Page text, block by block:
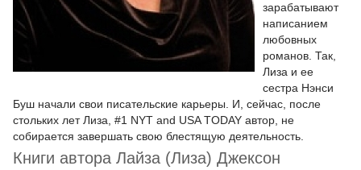
зарабатывают
написанием
любовных
романов. Так,
Лиза и ее
сестра Нэнси
Буш начали свои писательские карьеры. И, сейчас, после
стольких лет Лиза, #1 NYT and USA TODAY автор, не
собирается завершать свою блестящую деятельность.
Книги автора Лайза (Лиза) Джексон